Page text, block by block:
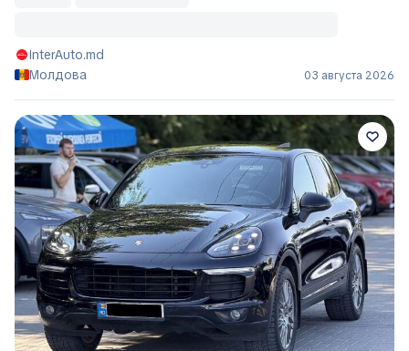
InterAuto.md
Молдова
03 августа 2026